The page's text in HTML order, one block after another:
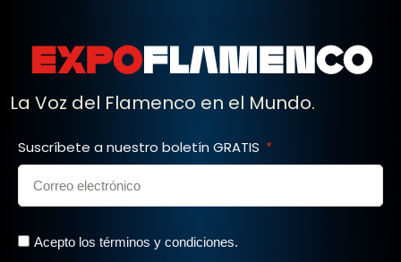
La Voz del Flamenco en el Mundo.
Suscríbete a nuestro boletín GRATIS
Acepto los términos y condiciones.